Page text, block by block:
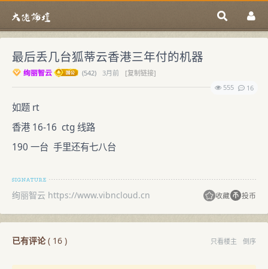
最后丢几台狐蒂云香港三年付的机器
绚丽智云 (542) 3月前
[复制链接]
555
16
如题 rt
香港 16-16 ctg 线路
190 一台 手里还有七八台
绚丽智云 https://www.vibncloud.cn 收藏 投币
已有评论( 16 ) 只看楼主 倒序